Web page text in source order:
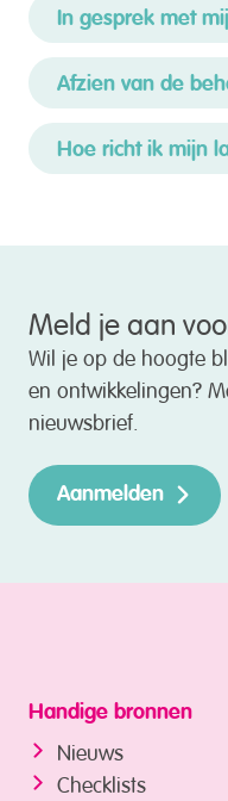
In gesprek met
Afzien van de
Hoe richt ik mijn
Meld je aan
Wil je op de hoogte
en ontwikkelingen?
nieuwsbrief.
Aanmelden
Handige bronnen
Nieuws
Checklists